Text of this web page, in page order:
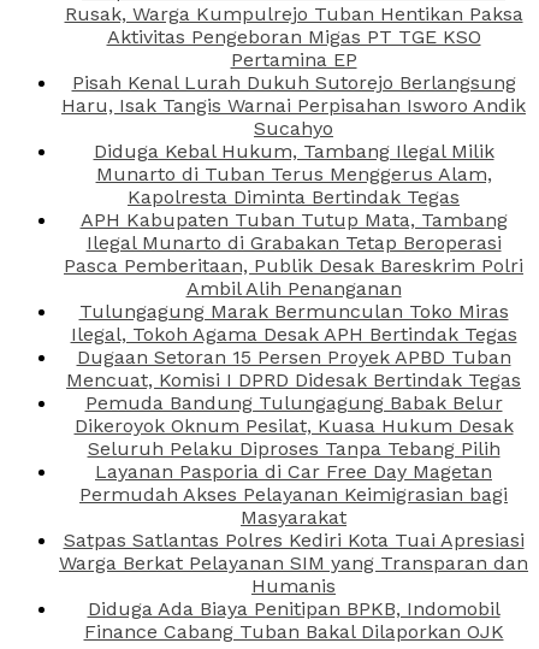
Rusak, Warga Kumpulrejo Tuban Hentikan Paksa
Aktivitas Pengeboran Migas PT TGE KSO
Pertamina EP
Pisah Kenal Lurah Dukuh Sutorejo Berlangsung
Haru, Isak Tangis Warnai Perpisahan Isworo Andik
Sucahyo
Diduga Kebal Hukum, Tambang Ilegal Milik
Munarto di Tuban Terus Menggerus Alam,
Kapolresta Diminta Bertindak Tegas
APH Kabupaten Tuban Tutup Mata, Tambang
Ilegal Munarto di Grabakan Tetap Beroperasi
Pasca Pemberitaan, Publik Desak Bareskrim Polri
Ambil Alih Penanganan
Tulungagung Marak Bermunculan Toko Miras
Ilegal, Tokoh Agama Desak APH Bertindak Tegas
Dugaan Setoran 15 Persen Proyek APBD Tuban
Mencuat, Komisi I DPRD Didesak Bertindak Tegas
Pemuda Bandung Tulungagung Babak Belur
Dikeroyok Oknum Pesilat, Kuasa Hukum Desak
Seluruh Pelaku Diproses Tanpa Tebang Pilih
Layanan Pasporia di Car Free Day Magetan
Permudah Akses Pelayanan Keimigrasian bagi
Masyarakat
Satpas Satlantas Polres Kediri Kota Tuai Apresiasi
Warga Berkat Pelayanan SIM yang Transparan dan
Humanis
Diduga Ada Biaya Penitipan BPKB, Indomobil
Finance Cabang Tuban Bakal Dilaporkan OJK